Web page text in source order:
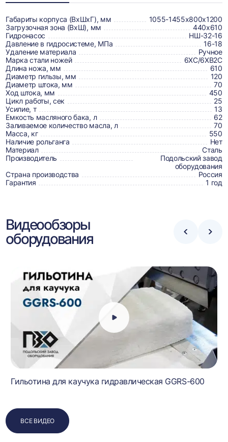
о
товаре,
доставке,
отзывах
и
сертификаты
Габариты корпуса (ВхШхГ), мм
1055-1455х800х1200
Загрузочная зона (ВхШ), мм
440х610
Гидронасос
НШ-32-16
Давление в гидросистеме, МПа
16-18
Удаление материала
Ручное
Марка стали ножей
6ХС/6ХВ2С
Длина ножа, мм
610
Диаметр гильзы, мм
120
Диаметр штока, мм
70
Ход штока, мм
450
Цикл работы, сек
25
Усилие, т
13
Емкость масляного бака, л
62
Заливаемое количество масла, л
70
Масса, кг
550
Наличие рольганга
Нет
Материал
Сталь
Производитель
Подольский завод
оборудования
Страна производства
Россия
Гарантия
1 год
Видеообзоры
оборудования
Стрелка
Гильотина для каучука гидравлическая GGRS-600
ВСЕ ВИДЕО